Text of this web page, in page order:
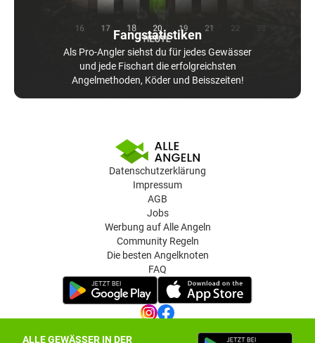
ALLE GEWÄSSER IN DER
Fangstatistiken
Als Pro-Angler siehst du für jedes Gewässer
und jede Fischart die erfolgreichsten
Angelmethoden, Köder und Beisszeiten!
Datenschutzerklärung
Impressum
AGB
Jobs
Werbung auf Alle Angeln
Community Regeln
Die besten Angelknoten
FAQ